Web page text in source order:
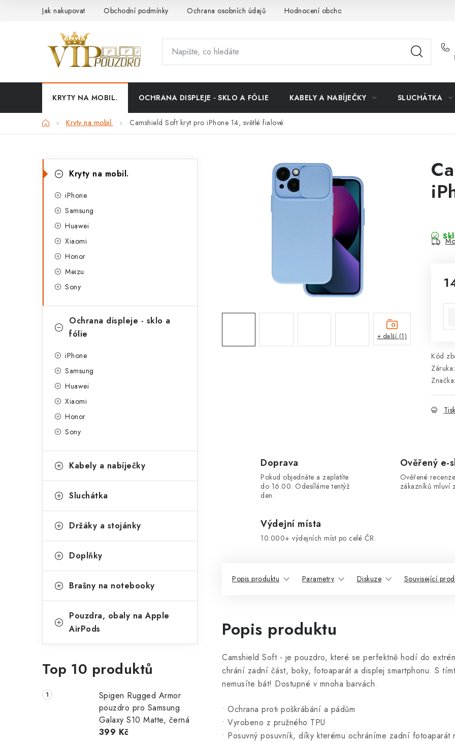
Jak nakupovat Obchodní podmínky Ochrana osobních údajů Hodnocení obchodu
KRYTY NA MOBIL. OCHRANA DISPLEJE - SKLO A FÓLIE KABELY A NABÍJEČKY SLUCHÁTKA
DomůKryty na mobil. Camshield Soft kryt pro iPhone 14, světlé fialové
P
n
kategorie
K
a
e
Kryty na mobil.
iPhone
Samsung
Huawei
Xiaomi
Honor
Meizu
Sony
Ochrana displeje - sklo a
fólie
iPhone
Samsung
Huawei
Xiaomi
Honor
Sony
Kabely a nabíječky
Sluchátka
Držáky a stojánky
Doplňky
Brašny na notebooky
Pouzdra, obaly na Apple
AirPods
Top 10 produktů
Spigen Rugged Armor
pouzdro pro Samsung
Galaxy S10 Matte, černá
399 Kč
Kód
Záruka:
Značka:
Tisk
+ další (1)
Doprava
Pokud objednáte a zaplatíte
do 16.00. Odesíláme tentýž
den.
Ověřený e-
Ověřené
zákazníků mluví
Výdejní místa
10.000+ výdejních míst po celé ČR
Popis produktu Parametry Diskuze Související
Popis produktu
Camshield Soft - je pouzdro, které se perfektně hodí do
chrání zadní část, boky, fotoaparát a displej smartphonu. S
nemusíte bát! Dostupné v mnoha barvách.
• Ochrana proti poškrábání a pádům
• Vyrobeno z pružného TPU
• Posuvný posuvník, díky kterému ochráníme zadní fotoaparát